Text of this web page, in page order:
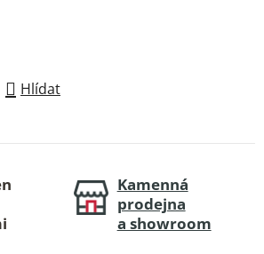
Hlídat
Kamenná
prodejna
a showroom